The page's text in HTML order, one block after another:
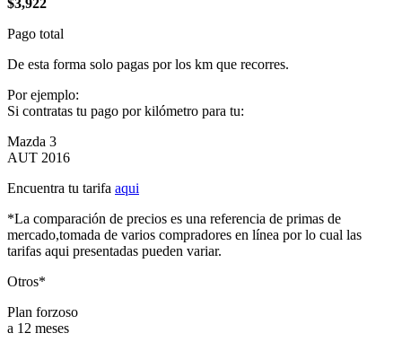
Pago total
De esta forma solo pagas por los km que recorres.
Por ejemplo:
Si contratas tu pago por kilómetro para tu:
Mazda 3
AUT 2016
Encuentra tu tarifa aqui
*La comparación de precios es una referencia de primas de
mercado,tomada de varios compradores en línea por lo cual las
tarifas aqui presentadas pueden variar.
Otros*
Plan forzoso
a 12 meses